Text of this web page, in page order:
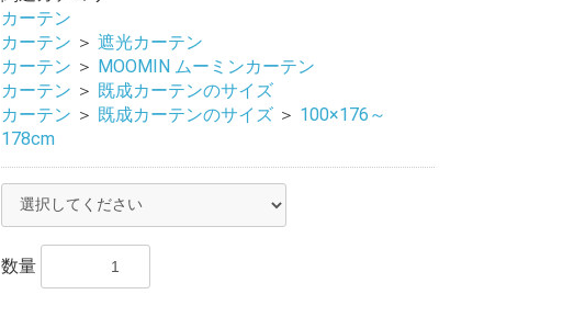
カーテン
カーテン ＞ 遮光カーテン
カーテン ＞ MOOMIN ムーミンカーテン
カーテン ＞ 既成カーテンのサイズ
カーテン ＞ 既成カーテンのサイズ ＞ 100×176～
178cm
数量